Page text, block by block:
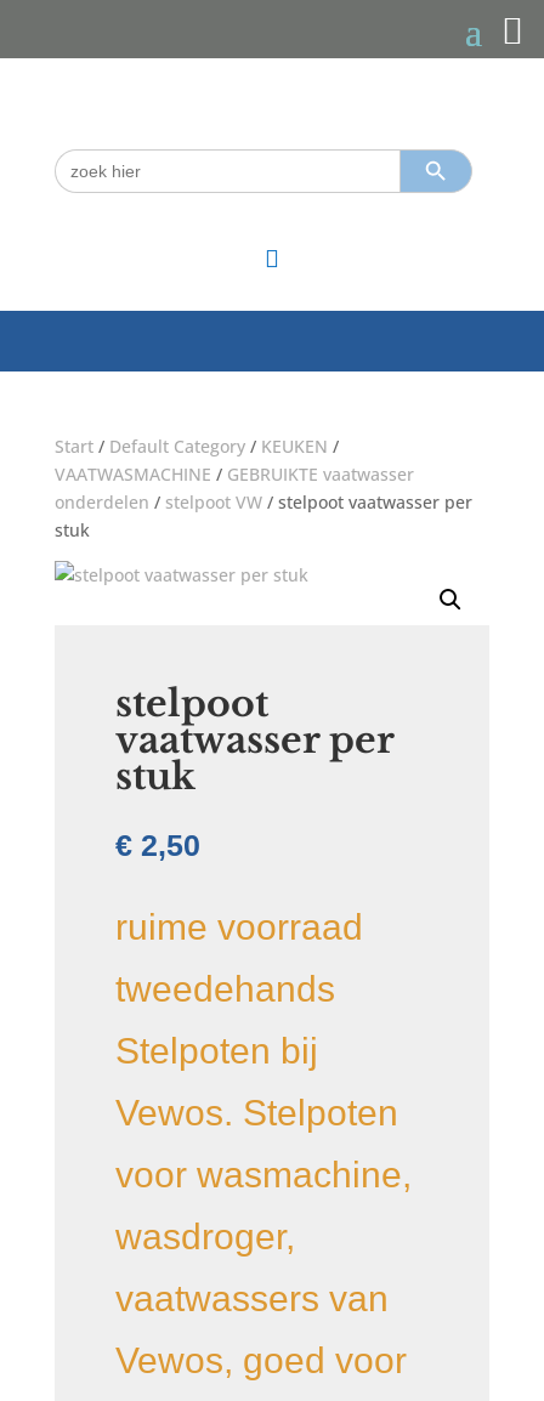
Zoek
naar:
Zoekknop

Start/ Default Category/ KEUKEN /
VAATWASMACHINE / GEBRUIKTE vaatwasser
onderdelen / stelpoot VW/ stelpoot vaatwasser per
stuk
stelpoot
vaatwasser per
stuk
€2,50
ruime voorraad
tweedehands
Stelpoten bij
Vewos. Stelpoten
voor wasmachine,
wasdroger,
vaatwassers van
Vewos, goed voor